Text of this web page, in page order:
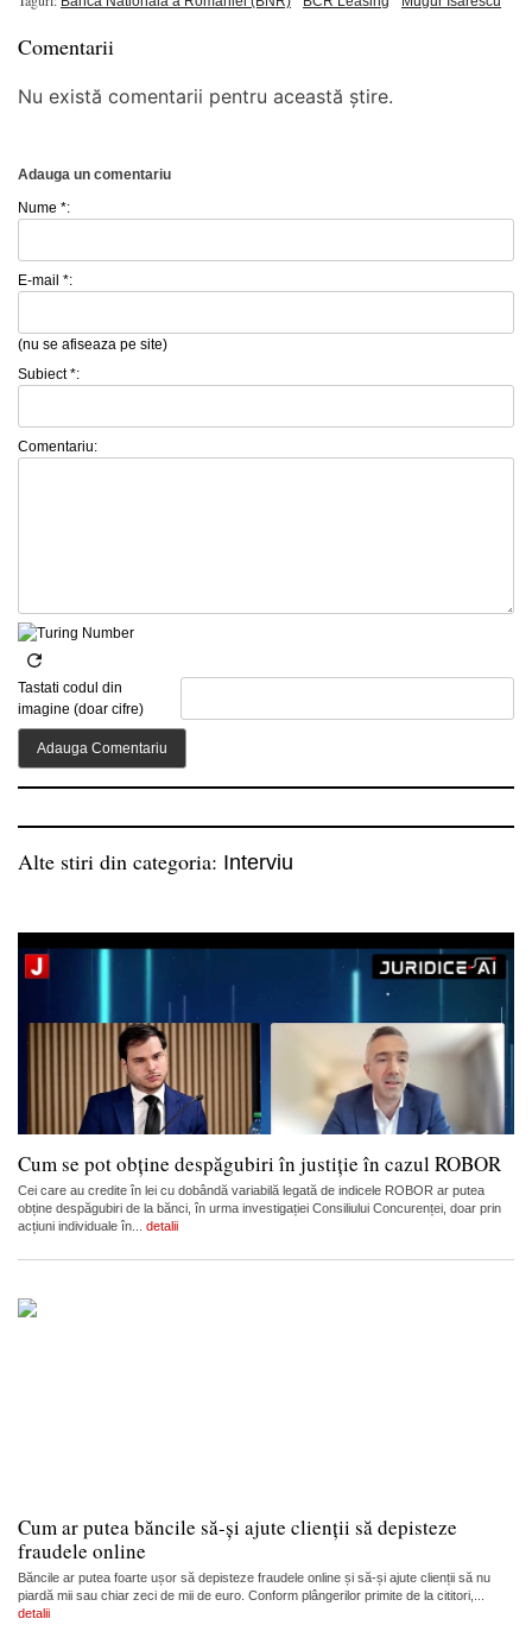
Comentarii
Nu există comentarii pentru această știre.
Adauga un comentariu
Nume *:
E-mail *:
(nu se afiseaza pe site)
Subiect *:
Comentariu:
Tastati codul din
imagine (doar cifre)
Alte stiri din categoria: Interviu
Cum se pot obține despăgubiri în justiție în cazul ROBOR
Cei care au credite în lei cu dobândă variabilă legată de indicele ROBOR ar putea
obține despăgubiri de la bănci, în urma investigației Consiliului Concurenței, doar prin
acțiuni individuale în... detalii
Cum ar putea băncile să-și ajute clienții să depisteze
fraudele online
Băncile ar putea foarte ușor să depisteze fraudele online și să-și ajute clienții să nu
piardă mii sau chiar zeci de mii de euro. Conform plângerilor primite de la cititori,...
detalii